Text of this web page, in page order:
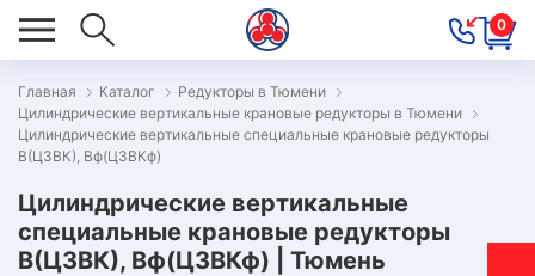
0
Главная Каталог
Редукторы в Тюмени
Цилиндрические вертикальные крановые редукторы в Тюмени
Цилиндрические вертикальные специальные крановые редукторы
В(Ц3ВК), Вф(Ц3ВКф)
Цилиндрические вертикальные
специальные крановые редукторы
В(Ц3ВК), Вф(Ц3ВКф) | Тюмень